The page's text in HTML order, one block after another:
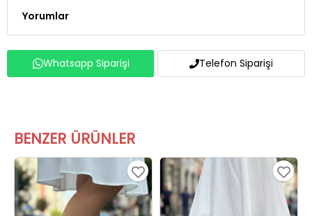
Yorumlar
Whatsapp Siparişi Telefon Siparişi
BENZER ÜRÜNLER